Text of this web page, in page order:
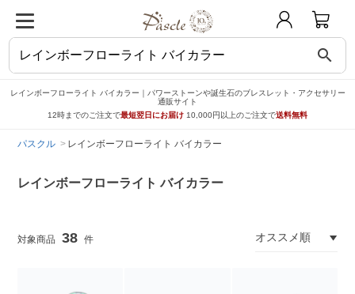
search
レインボーフローライト バイカラー｜パワーストーンや誕生石のブレスレット・アクセサリー
通販サイト
12時までのご注文で最短翌日にお届け 10,000円以上のご注文で送料無料
パスクル レインボーフローライト バイカラー
レインボーフローライト バイカラー
38